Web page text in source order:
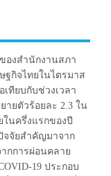
งสำนักงานสภา
ฐกิจไทยในไตรมาส
เทียบกับช่วงเวลา
ยตัวร้อยละ 2.3 ใน
นครึ่งแรกของปี
จจัยสำคัญมาจาก
กการผ่อนคลาย
19 ประกอบ